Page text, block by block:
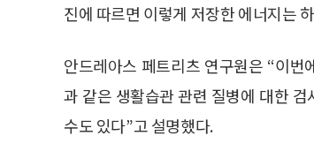
진에 따르면 이렇게 저장한 에너지는
안드레아스 페트리츠 연구원은 “이
과 같은 생활습관 관련 질병에 대한
수도 있다”고 설명했다.